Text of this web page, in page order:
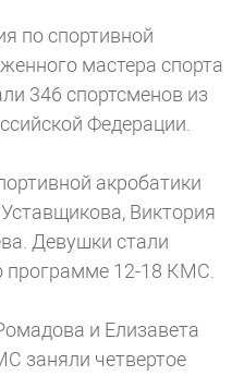
по спортивной
мастера спорта
346 спортсменов из
Федерации.
акробатики
Виктория
Девушки стали
программе 12-18 КМС.
и Елизавета
заняли четвертое